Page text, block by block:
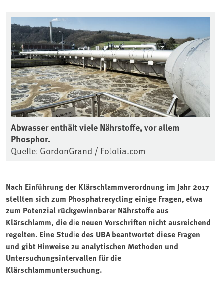
Abwasser enthält viele Nährstoffe, vor allem
Phosphor.
Quelle: GordonGrand / Fotolia.com
Nach Einführung der Klärschlammverordnung im Jahr 2017
stellten sich zum Phosphatrecycling einige Fragen, etwa
zum Potenzial rückgewinnbarer Nährstoffe aus
Klärschlamm, die die neuen Vorschriften nicht ausreichend
regelten. Eine Studie des UBA beantwortet diese Fragen
und gibt Hinweise zu analytischen Methoden und
Untersuchungsintervallen für die
Klärschlammuntersuchung.